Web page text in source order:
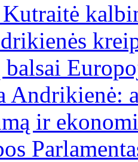
Andrikienė:
ir